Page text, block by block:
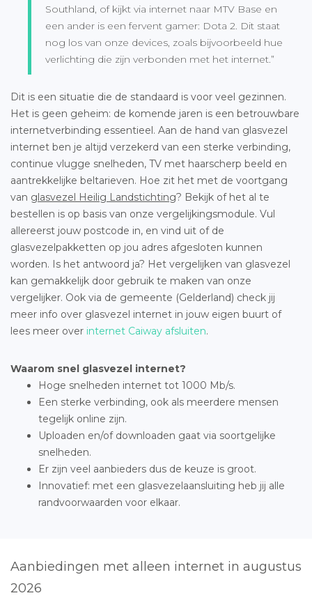
Southland, of kijkt via internet naar MTV Base en
een ander is een fervent gamer: Dota 2. Dit staat
nog los van onze devices, zoals bijvoorbeeld hue
verlichting die zijn verbonden met het internet.”
Dit is een situatie die de standaard is voor veel gezinnen.
Het is geen geheim: de komende jaren is een betrouwbare
internetverbinding essentieel. Aan de hand van glasvezel
internet ben je altijd verzekerd van een sterke verbinding,
continue vlugge snelheden, TV met haarscherp beeld en
aantrekkelijke beltarieven. Hoe zit het met de voortgang
van glasvezel Heilig Landstichting? Bekijk of het al te
bestellen is op basis van onze vergelijkingsmodule. Vul
allereerst jouw postcode in, en vind uit of de
glasvezelpakketten op jou adres afgesloten kunnen
worden. Is het antwoord ja? Het vergelijken van glasvezel
kan gemakkelijk door gebruik te maken van onze
vergelijker. Ook via de gemeente (Gelderland) check jij
meer info over glasvezel internet in jouw eigen buurt of
lees meer over internet Caiway afsluiten.
Waarom snel glasvezel internet?
Hoge snelheden internet tot 1000 Mb/s.
Een sterke verbinding, ook als meerdere mensen
tegelijk online zijn.
Uploaden en/of downloaden gaat via soortgelijke
snelheden.
Er zijn veel aanbieders dus de keuze is groot.
Innovatief: met een glasvezelaansluiting heb jij alle
randvoorwaarden voor elkaar.
Aanbiedingen met alleen internet in augustus
2026